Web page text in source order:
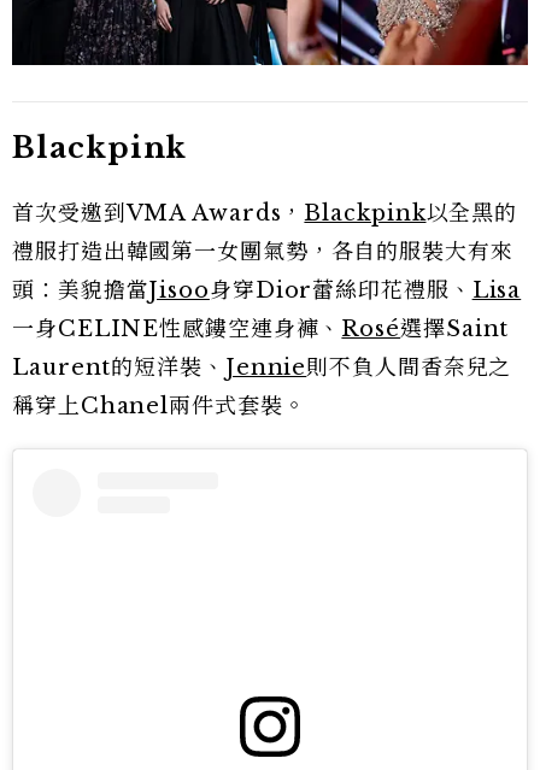
Blackpink
首次受邀到VMA Awards，Blackpink以全黑的
禮服打造出韓國第一女團氣勢，各自的服裝大有來
頭：美貌擔當Jisoo身穿Dior蕾絲印花禮服、 Lisa
一身CELINE性感鏤空連身褲、 Rosé選擇Saint
Laurent的短洋裝、 Jennie則不負人間香奈兒之
稱穿上Chanel兩件式套裝。